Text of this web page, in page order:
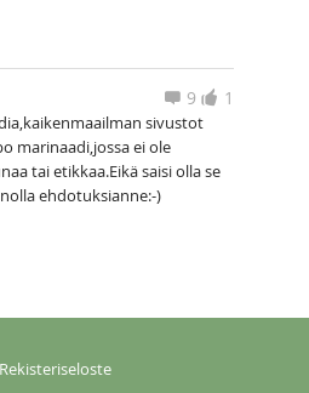
1
9
sivustot
marinaadi,jossa ei ole
tai etikkaa.Eikä saisi olla se
ehdotuksianne:-)
Rekisteriseloste